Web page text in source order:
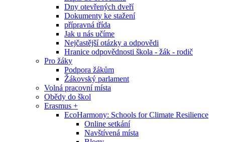
Dny otevřených dveří
Dokumenty ke stažení
přípravná třída
Jak u nás učíme
Nejčastější otázky a odpovědi
Hranice odpovědnosti škola - žák - rodič
Pro žáky
Podpora žákům
Žákovský parlament
Volná pracovní místa
Obědy do škol
Erasmus +
EcoHarmony: Schools for Climate Resilience
Online setkání
Navštívená místa